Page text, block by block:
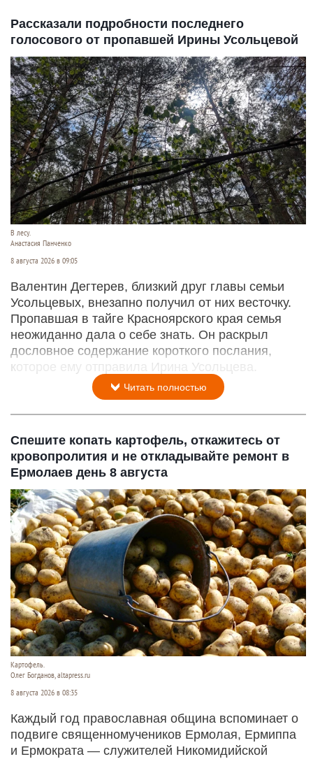
Рассказали подробности последнего
голосового от пропавшей Ирины Усольцевой
В лесу.
Анастасия Панченко
8 августа 2026 в 09:05
Валентин Дегтерев, близкий друг главы семьи
Усольцевых, внезапно получил от них весточку.
Пропавшая в тайге Красноярского края семья
неожиданно дала о себе знать. Он раскрыл
дословное содержание короткого послания,
которое ему отправила Ирина Усольцева.
Читать полностью
Спешите копать картофель, откажитесь от
кровопролития и не откладывайте ремонт в
Ермолаев день 8 августа
Картофель.
Олег Богданов, altapress.ru
8 августа 2026 в 08:35
Каждый год православная община вспоминает о
подвиге священномучеников Ермолая, Ермиппа
и Ермократа — служителей Никомидийской